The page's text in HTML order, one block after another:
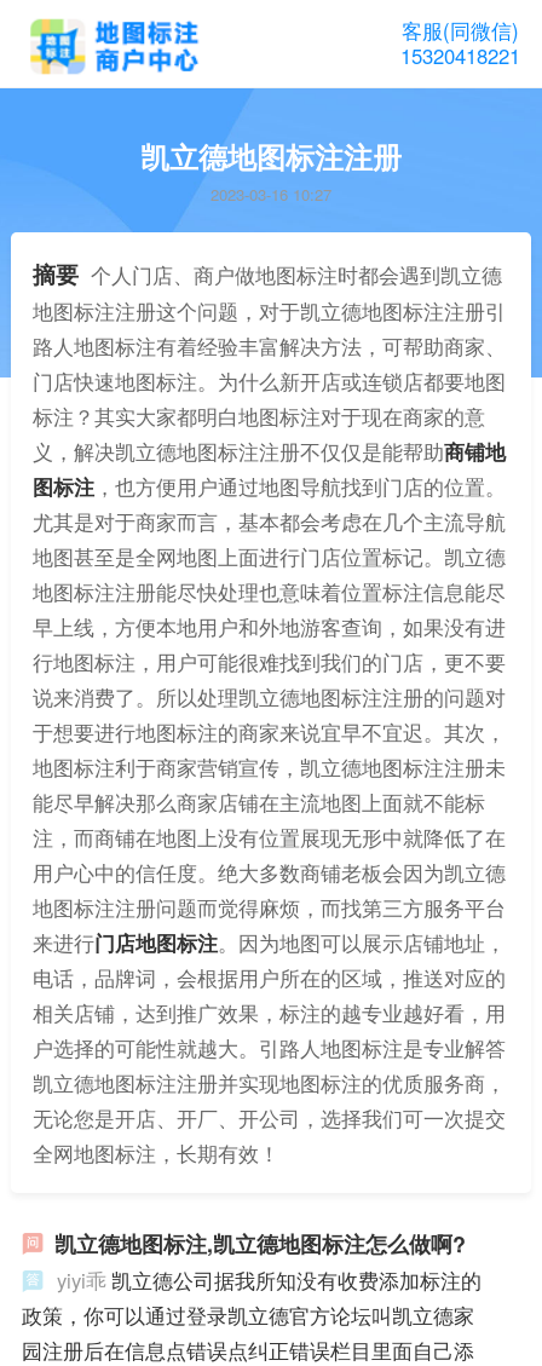
客服(同微信)
15320418221
凯立德地图标注注册
2023-03-16 10:27
摘要 个人门店、商户做地图标注时都会遇到凯立德
地图标注注册这个问题，对于凯立德地图标注注册引
路人地图标注有着经验丰富解决方法，可帮助商家、
门店快速地图标注。为什么新开店或连锁店都要地图
标注？其实大家都明白地图标注对于现在商家的意
义，解决凯立德地图标注注册不仅仅是能帮助商铺地
图标注，也方便用户通过地图导航找到门店的位置。
尤其是对于商家而言，基本都会考虑在几个主流导航
地图甚至是全网地图上面进行门店位置标记。凯立德
地图标注注册能尽快处理也意味着位置标注信息能尽
早上线，方便本地用户和外地游客查询，如果没有进
行地图标注，用户可能很难找到我们的门店，更不要
说来消费了。所以处理凯立德地图标注注册的问题对
于想要进行地图标注的商家来说宜早不宜迟。其次，
地图标注利于商家营销宣传，凯立德地图标注注册未
能尽早解决那么商家店铺在主流地图上面就不能标
注，而商铺在地图上没有位置展现无形中就降低了在
用户心中的信任度。绝大多数商铺老板会因为凯立德
地图标注注册问题而觉得麻烦，而找第三方服务平台
来进行门店地图标注。因为地图可以展示店铺地址，
电话，品牌词，会根据用户所在的区域，推送对应的
相关店铺，达到推广效果，标注的越专业越好看，用
户选择的可能性就越大。引路人地图标注是专业解答
凯立德地图标注注册并实现地图标注的优质服务商，
无论您是开店、开厂、开公司，选择我们可一次提交
全网地图标注，长期有效！
凯立德地图标注,凯立德地图标注怎么做啊?
yiyi乖 凯立德公司据我所知没有收费添加标注的
政策，你可以通过登录凯立德官方论坛叫凯立德家
园注册后在信息点错误点纠正错误栏目里面自己添